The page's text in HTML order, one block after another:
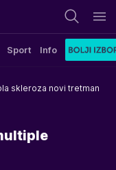
Sport Info
skleroza novi tretman